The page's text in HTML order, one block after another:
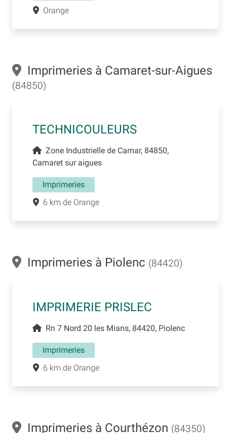
Orange
Imprimeries à Camaret-sur-Aigues
(84850)
TECHNICOULEURS
Zone Industrielle de Camar, 84850,
Camaret sur aigues
Imprimeries
6 km de Orange
Imprimeries à Piolenc (84420)
IMPRIMERIE PRISLEC
Rn 7 Nord 20 les Mians, 84420, Piolenc
Imprimeries
6 km de Orange
Imprimeries à Courthézon (84350)